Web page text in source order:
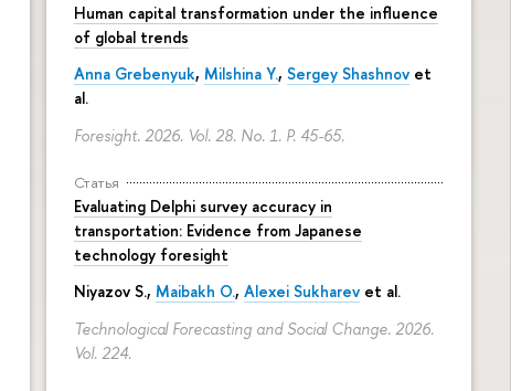
Human capital transformation under the influence
of global trends
Anna Grebenyuk, Milshina Y., Sergey Shashnov et
al.
Foresight. 2026. Vol. 28. No. 1. P. 45-65.
Статья
Evaluating Delphi survey accuracy in
transportation: Evidence from Japanese
technology foresight
Niyazov S., Maibakh O., Alexei Sukharev et al.
Technological Forecasting and Social Change. 2026.
Vol. 224.